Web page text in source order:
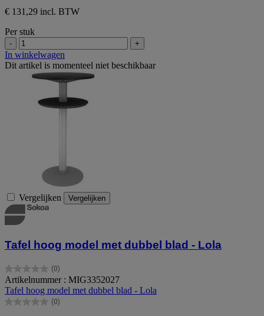
€ 131,29 incl. BTW
Per stuk
- +
In winkelwagen
Dit artikel is momenteel niet beschikbaar
Vergelijken Vergelijken
Tafel hoog model met dubbel blad - Lola
(0)
0.0
van
de
5
Artikelnummer : MIG3352027
Tafel hoog model met dubbel blad - Lola
(0)
0.0